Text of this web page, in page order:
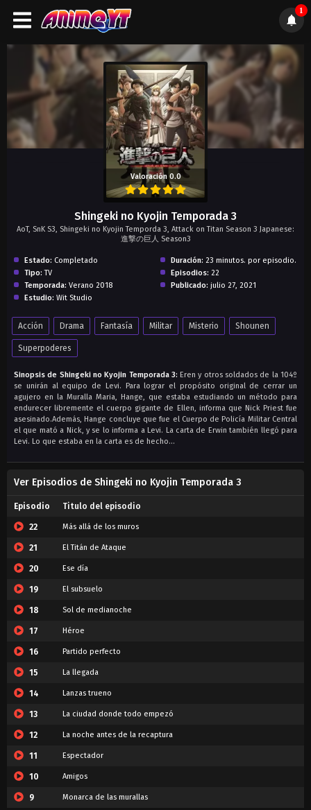
1
Valoración 0.0
Shingeki no Kyojin Temporada 3
AoT, SnK S3, Shingeki no Kyojin Temporda 3, Attack on Titan Season 3 Japanese:
進撃の巨人 Season3
Estado: Completado
Tipo: TV
Temporada: Verano 2018
Estudio: Wit Studio
Duración: 23 minutos. por episodio.
Episodios: 22
Publicado: julio 27, 2021
Acción Drama Fantasía Militar Misterio Shounen
Superpoderes
Sinopsis de Shingeki no Kyojin Temporada 3: Eren y otros soldados de la 104º
se unirán al equipo de Levi. Para lograr el propósito original de cerrar un
agujero en la Muralla Maria, Hange, que estaba estudiando un método para
endurecer libremente el cuerpo gigante de Ellen, informa que Nick Priest fue
asesinado.Además, Hange concluye que fue el Cuerpo de Policía Militar Central
el que mató a Nick, y se lo informa a Levi. La carta de Erwin también llegó para
Levi. Lo que estaba en la carta es de hecho…
Ver Episodios de Shingeki no Kyojin Temporada 3
Episodio Titulo del episodio
22 Más allá de los muros
21 El Titán de Ataque
20 Ese día
19 El subsuelo
18 Sol de medianoche
17 Héroe
16 Partido perfecto
15 La llegada
14 Lanzas trueno
13 La ciudad donde todo empezó
12 La noche antes de la recaptura
11 Espectador
10 Amigos
9 Monarca de las murallas